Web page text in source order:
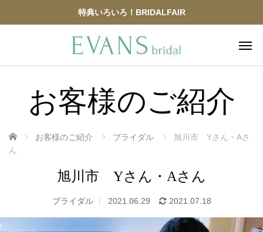
特典いろいろ！BRIDALFAIR
お客様のご紹介
ホーム お客様のご紹介 ブライダル
旭川市 Yさん・Aさ
ん
旭川市 Yさん・Aさん
ブライダル 2021.06.29 2021.07.18